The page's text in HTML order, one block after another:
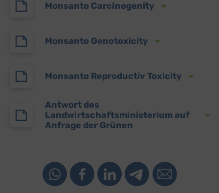
Monsanto Carcinogenity
Monsanto Genotoxicity
Monsanto Reproductiv Toxicity
Antwort des
Landwirtschaftsministerium auf
Anfrage der Grünen